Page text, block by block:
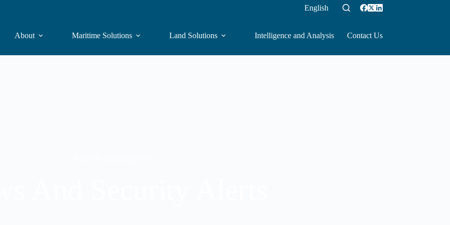
English
About Maritime Solutions Land Solutions Intelligence and Analysis Contact Us